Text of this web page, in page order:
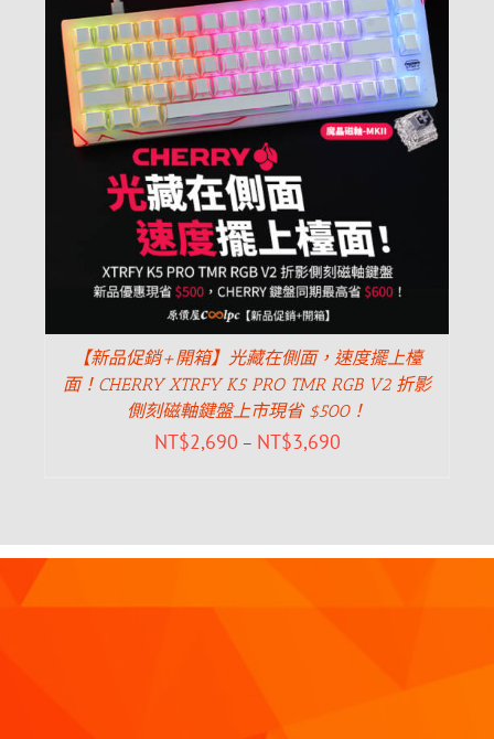
【新品促銷+開箱】光藏在側面，速度擺上檯
面！CHERRY XTRFY K5 PRO TMR RGB V2 折影
側刻磁軸鍵盤上市現省 $500！
NT$2,690 – NT$3,690